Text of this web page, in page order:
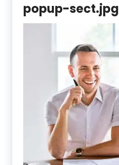
popup-sect.jpg